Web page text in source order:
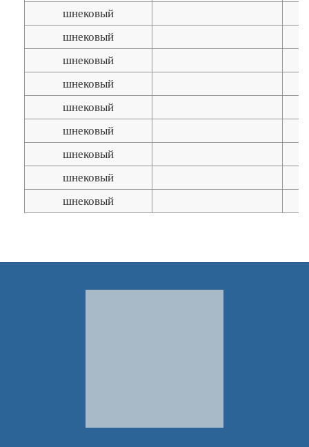
шнековый
шнековый
шнековый
шнековый
шнековый
шнековый
шнековый
шнековый
шнековый